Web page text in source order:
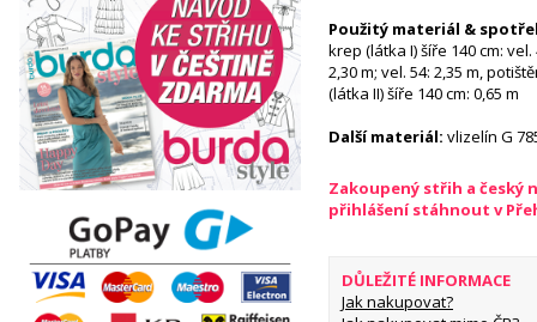
Použitý materiál &
krep (látka I) šíře 140 cm: vel.
2,30 m; vel. 54: 2,35 m,
(látka II) šíře 140 cm: 0,65 m
Další materiál: vlizelín G
Zakoupený střih a český
přihlášení stáhnout v
DŮLEŽITÉ INFORMACE
Jak nakupovat?